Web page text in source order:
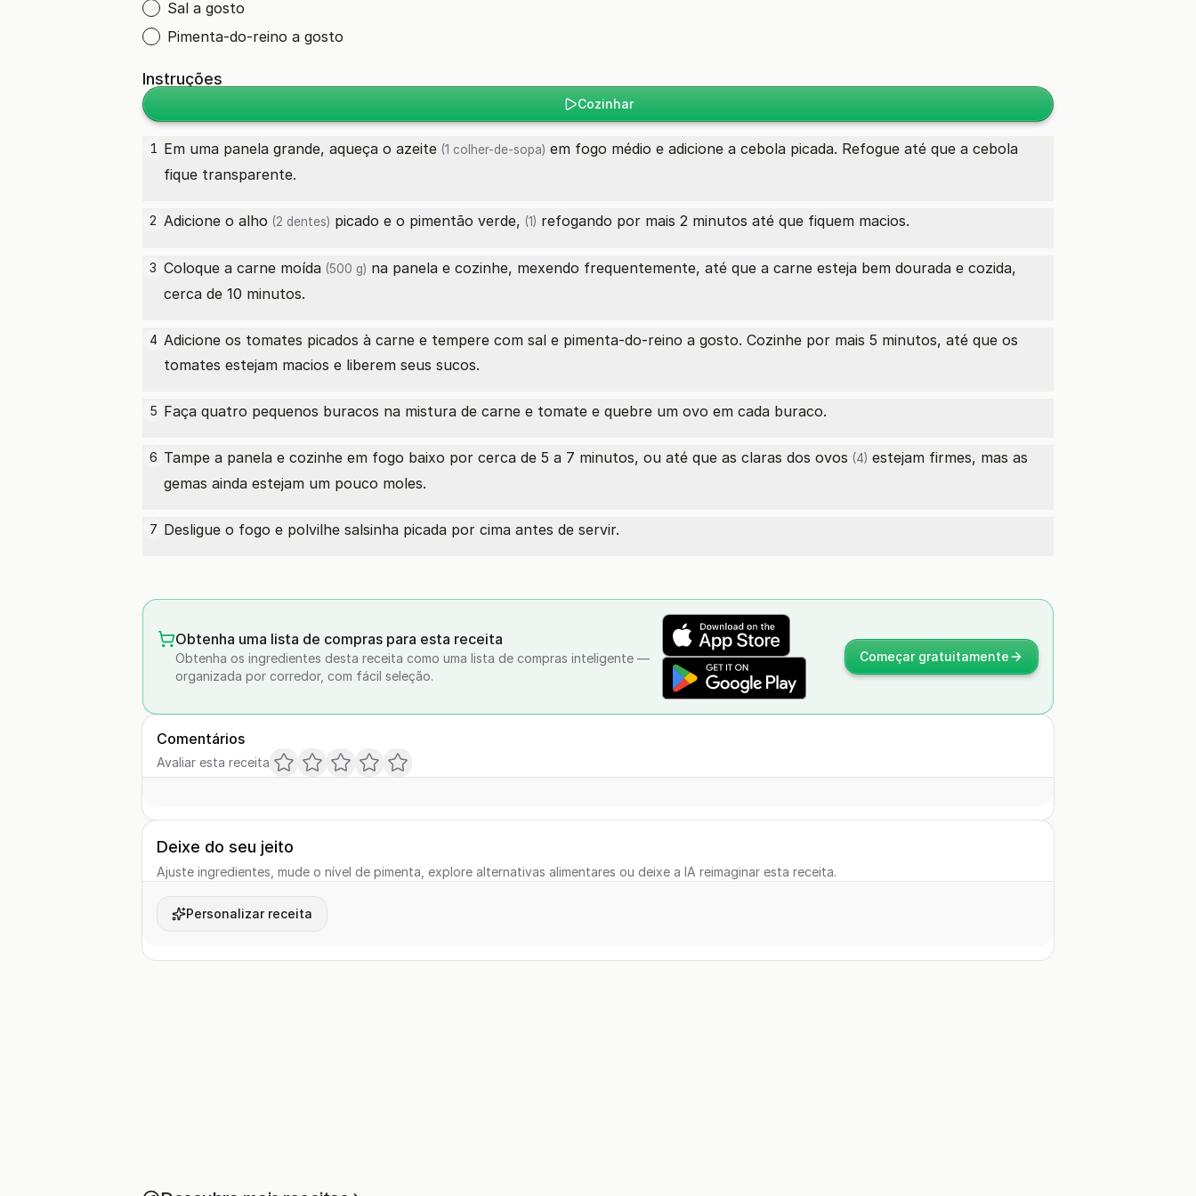
Sal a gosto
Pimenta-do-reino a gosto
Instruções
Cozinhar
1 Em uma panela grande, aqueça o azeite (1 colher-de-sopa) em fogo médio e adicione a cebola picada. Refogue até que a cebola
fique transparente.
2 Adicione o alho (2 dentes) picado e o pimentão verde, (1) refogando por mais 2 minutos até que fiquem macios.
3 Coloque a carne moída (500 g) na panela e cozinhe, mexendo frequentemente, até que a carne esteja bem dourada e cozida,
cerca de 10 minutos.
4 Adicione os tomates picados à carne e tempere com sal e pimenta-do-reino a gosto. Cozinhe por mais 5 minutos, até que os
tomates estejam macios e liberem seus sucos.
5 Faça quatro pequenos buracos na mistura de carne e tomate e quebre um ovo em cada buraco.
6 Tampe a panela e cozinhe em fogo baixo por cerca de 5 a 7 minutos, ou até que as claras dos ovos (4) estejam firmes, mas as
gemas ainda estejam um pouco moles.
7 Desligue o fogo e polvilhe salsinha picada por cima antes de servir.
Obtenha uma lista de compras para esta receita
Obtenha os ingredientes desta receita como uma lista de compras inteligente —
organizada por corredor, com fácil seleção.
Começar gratuitamente
Comentários
Avaliar esta receita
Deixe do seu jeito
Ajuste ingredientes, mude o nível de pimenta, explore alternativas alimentares ou deixe a IA reimaginar esta receita.
Personalizar receita